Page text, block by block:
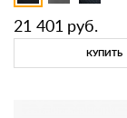
21 401 руб.
КУПИТЬ